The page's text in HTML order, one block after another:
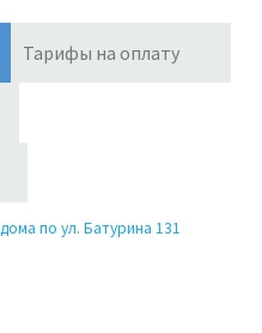
Тарифы на оплату
по ул. Батурина 131